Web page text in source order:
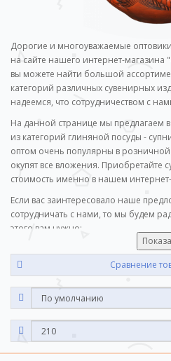
Дорогие и многоуважаемые
на сайте нашего интернет-
вы можете найти большой
категорий различных сувенирных
надеемся, что сотрудничеством с
На данной странице мы предлагаем
из категорий глиняной посуды -
оптом очень популярны в
окупят все вложения. Приобретайте
стоимость именно в нашем
Если вас заинтересовало наше
сотрудничать с нами, то мы будем
этого вам нужно:
Добавьте выбранный вами
Перейдите в корзину и
Оформите заказ. После чего с
деталей заказа.
Приятных покупок!
Дорогие клиенты! Мы стремимся к
Наши гарантии это: наши сувениры
низкой ценой. Для постоянных
Сравнение